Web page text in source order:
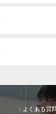
よくある質